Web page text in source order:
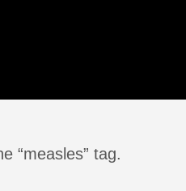
“measles” tag.